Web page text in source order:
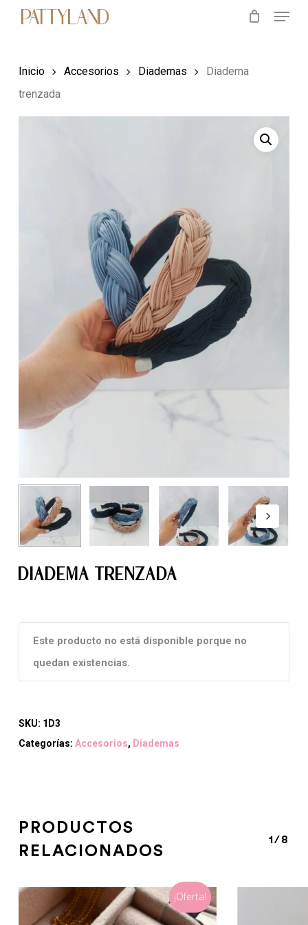
content
Menu
Inicio Accesorios Diademas
Diadema
trenzada
DIADEMA TRENZADA
Este producto no está disponible porque no
quedan existencias.
SKU: 1D3
Categorías: Accesorios, Diademas
PRODUCTOS
RELACIONADOS
1/8
¡Oferta!